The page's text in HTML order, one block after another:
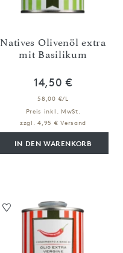
Natives Olivenöl extra
mit Basilikum
14,50 €
58,00 €/L
Preis inkl. MwSt.
zzgl. 4,95 € Versand
IN DEN WARENKORB